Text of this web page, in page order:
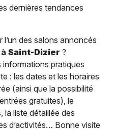
dernières tendances
des salons annoncés
Saint-Dizier ?
pratiques
: les dates et les horaires
(ainsi que la possibilité
gratuites), le
la liste détaillée des
d’activités… Bonne visite